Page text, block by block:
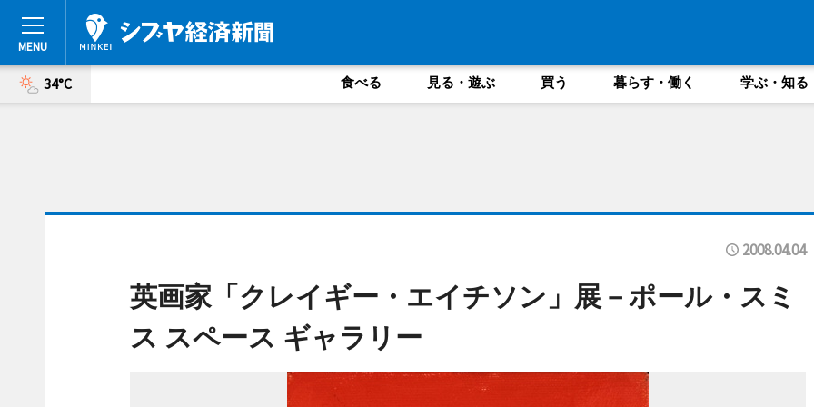
34°C 食べる 見る・遊ぶ 買う 暮らす・働く 学ぶ・知る
2008.04.04
英画家「クレイギー・エイチソン」展－ポール・スミ
ス スペース ギャラリー